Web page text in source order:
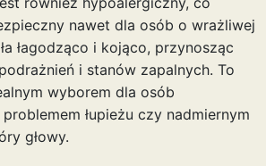
nawet dla osób o wrażliwej
łagodząco i kojąco, przynosząc
i stanów zapalnych. To
wyborem dla osób
łupieżu czy nadmiernym
głowy.